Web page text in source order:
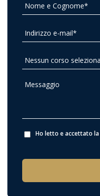
Ho letto e accettato la